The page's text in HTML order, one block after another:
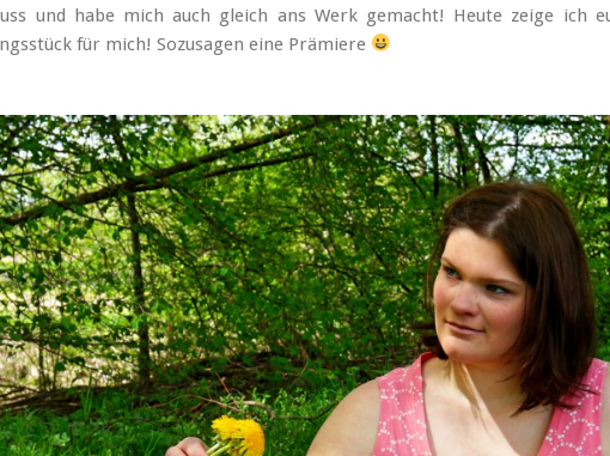
und habe mich auch gleich ans Werk gemacht! Heute zeige ich
für mich! Sozusagen eine Prämiere